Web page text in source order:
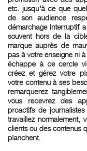
etc. jusqu'à ce que
de son audience
démarchage interruptif
souvent hors de la
marque auprès de
pas à votre enseigne ni
échappe à ce cercle
créez et gérez votre
votre contenu à ses
remarquerez
vous recevrez des
proactifs de
travaillez normalement,
clients ou des contenus
planchent.